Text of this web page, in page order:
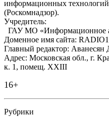
информационных
(Роскомнадзор).
Учредитель:
ГАУ МО «Информационное
Доменное имя сайта:
Главный редактор: Аванесян
Адрес: Московская обл., г.
к. 1, помещ. XXIII
16+
Рубрики